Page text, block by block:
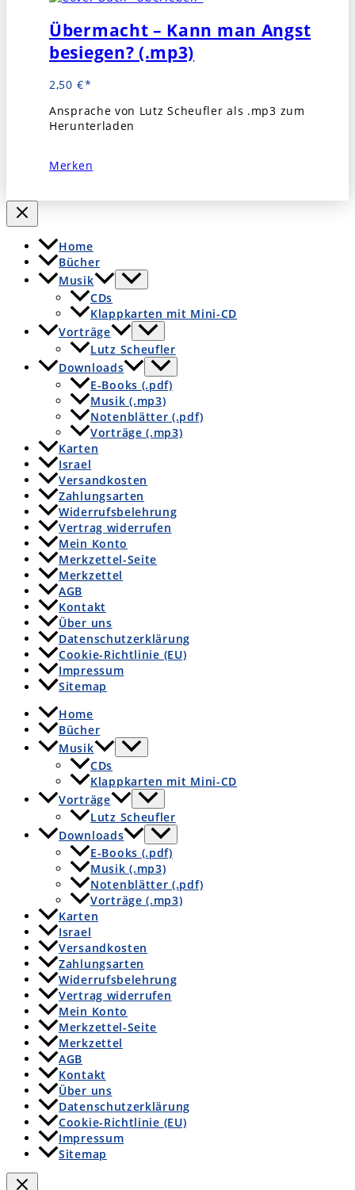
Übermacht – Kann man Angst
besiegen? (.mp3)
2,50 €
Ansprache von Lutz Scheufler als .mp3 zum
Herunterladen
Merken
Home
Bücher
Musik
CDs
Klappkarten mit Mini-CD
Vorträge
Lutz Scheufler
Downloads
E-Books (.pdf)
Musik (.mp3)
Notenblätter (.pdf)
Vorträge (.mp3)
Karten
Israel
Versandkosten
Zahlungsarten
Widerrufsbelehrung
Vertrag widerrufen
Mein Konto
Merkzettel-Seite
Merkzettel
AGB
Kontakt
Über uns
Datenschutzerklärung
Cookie-Richtlinie (EU)
Impressum
Sitemap
Home
Bücher
Musik
CDs
Klappkarten mit Mini-CD
Vorträge
Lutz Scheufler
Downloads
E-Books (.pdf)
Musik (.mp3)
Notenblätter (.pdf)
Vorträge (.mp3)
Karten
Israel
Versandkosten
Zahlungsarten
Widerrufsbelehrung
Vertrag widerrufen
Mein Konto
Merkzettel-Seite
Merkzettel
AGB
Kontakt
Über uns
Datenschutzerklärung
Cookie-Richtlinie (EU)
Impressum
Sitemap